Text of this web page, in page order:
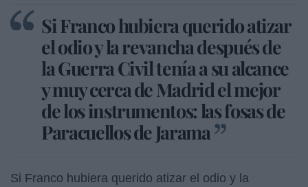
Si Franco hubiera querido atizar
el odio y la revancha después de
la Guerra Civil tenía a su alcance
y muy cerca de Madrid el mejor
de los instrumentos: las fosas de
Paracuellos de Jarama
Si Franco hubiera querido atizar el odio y la